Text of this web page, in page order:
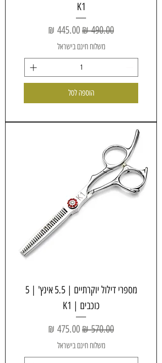
K1
מחיר רגיל מחיר מבצע
משלוח חינם בישראל
הוספה לסל
מספרי דילול יוקרתיים | 5.5 אינץ' | 5
כוכבים | K1
מחיר רגיל מחיר מבצע
משלוח חינם בישראל